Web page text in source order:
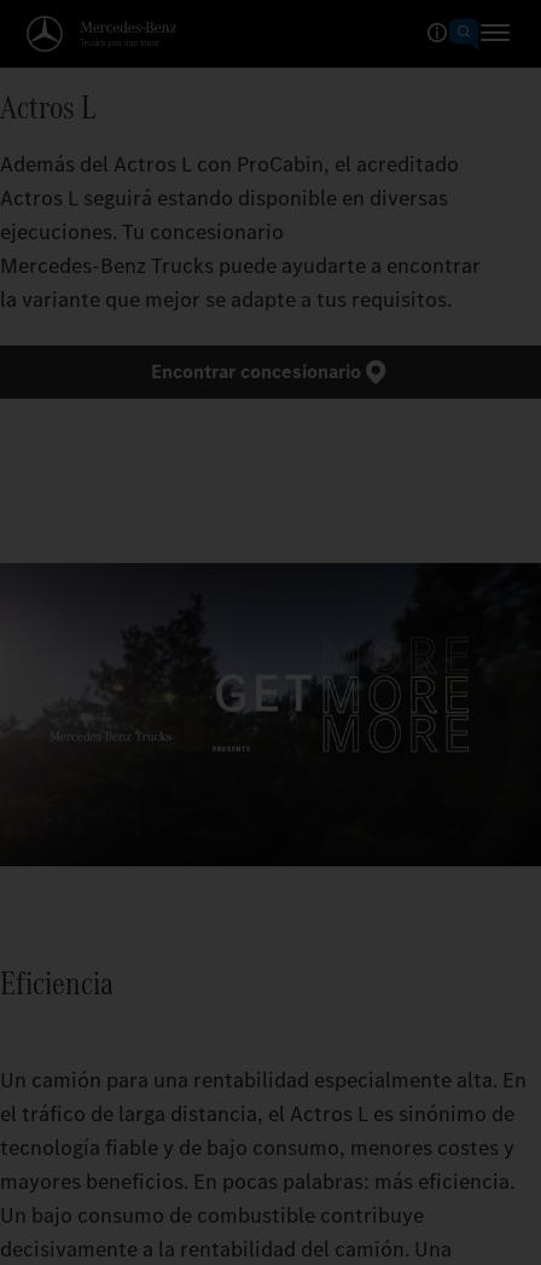
Actros L
Además del Actros L con ProCabin, el acreditado
Actros L seguirá estando disponible en diversas
ejecuciones. Tu concesionario
Mercedes‑Benz Trucks puede ayudarte a encontrar
la variante que mejor se adapte a tus requisitos.
Encontrar concesionario
Eficiencia
Un camión para una rentabilidad especialmente alta. En
el tráfico de larga distancia, el Actros L es sinónimo de
tecnología fiable y de bajo consumo, menores costes y
mayores beneficios. En pocas palabras: más eficiencia.
Un bajo consumo de combustible contribuye
decisivamente a la rentabilidad del camión. Una